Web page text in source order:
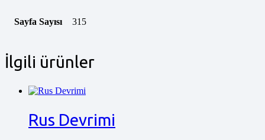
Sayfa Sayısı 315
İlgili ürünler
Rus Devrimi